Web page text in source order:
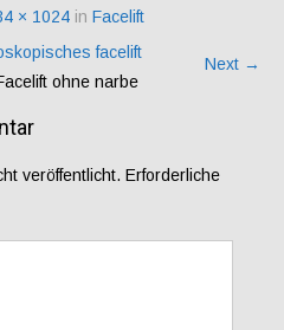
× 1024 in Facelift
Next →
ohne narbe
veröffentlicht. Erforderliche